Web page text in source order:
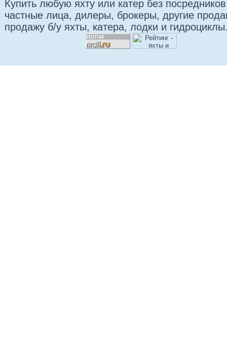
Купить любую яхту или катер без
частные лица, дилеры, брокеры, другие
продажу б/у яхты, катера, лодки и